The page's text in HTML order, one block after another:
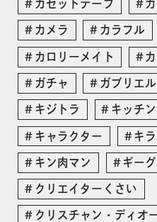
カセットテープ
カメラ カラフル
カロリーメイト
ガチャ ガブリエ
キジトラ キッチ
キャラクター キ
キン肉マン ギー
クリエイターくさい
クリスチャン・ディオ